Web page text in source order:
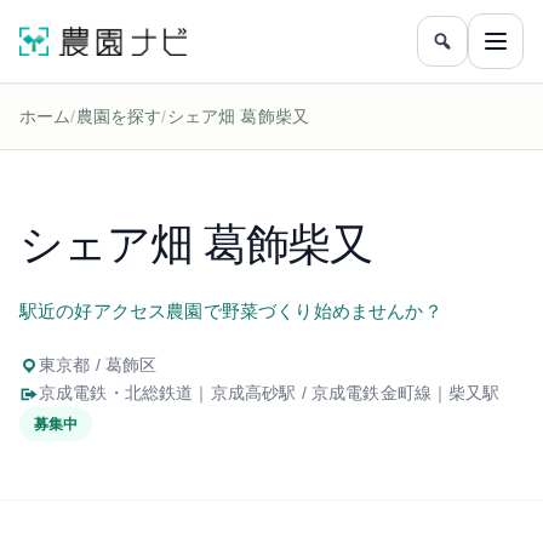
農園をフ
メニ
ホーム/農園を探す/シェア畑 葛飾柴又
シェア畑 葛飾柴又
駅近の好アクセス農園で野菜づくり始めませんか？
東京都 / 葛飾区
京成電鉄・北総鉄道｜京成高砂駅 / 京成電鉄金町線｜柴又駅
募集中